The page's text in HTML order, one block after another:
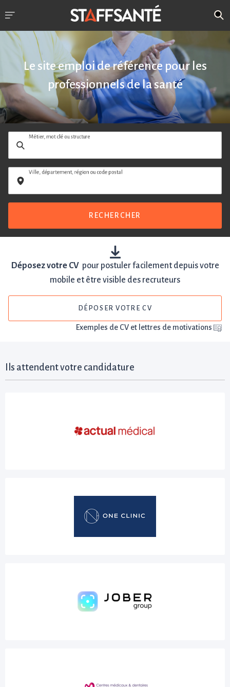
Le site emploi de référence pour les
professionnels de la santé
Métier, mot clé ou structure
Ville, département, région ou code postal
RECHERCHER
Déposez votre CVpour postuler facilement depuis votre
mobile et être visible des recruteurs
DÉPOSER VOTRE CV
Exemples de CV et lettres de motivations
Ils attendent votre candidature